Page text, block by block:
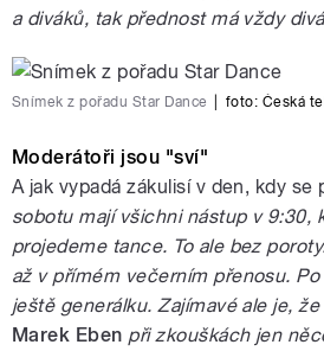
a diváků, tak přednost má vždy
Snímek z pořadu Star Dance foto: Česká
Moderátoři jsou "sví"
A jak vypadá zákulisí v den, kdy se
sobotu mají všichni nástup v 9:30,
projedeme tance. To ale bez
až v přímém večerním přenosu.
ještě generálku. Zajímavé ale je,
Marek Eben při zkouškách jen